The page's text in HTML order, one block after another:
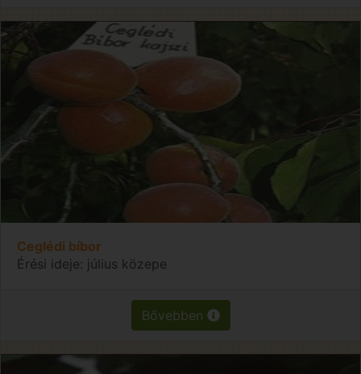
Ceglédi bíbor
Érési ideje: július közepe
Bővebben